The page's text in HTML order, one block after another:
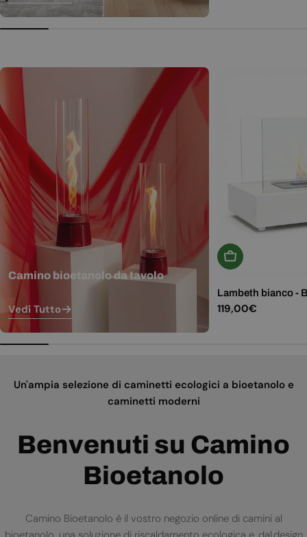
Camino bioetanolo da tavolo
Vedi Tutto
Aggiungi Al
Lambeth bianco -
Prezzo
119,00€
Un'ampia selezione di caminetti ecologici a bioetanolo e
caminetti moderni
Benvenuti su Camino
Bioetanolo
Camino Bioetanolo è il vostro negozio online di camini al